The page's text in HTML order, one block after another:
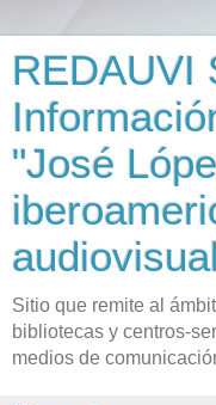
REDAUVI
"José
audiovisual
Sitio que remite al
bibliotecas y centros-
medios de